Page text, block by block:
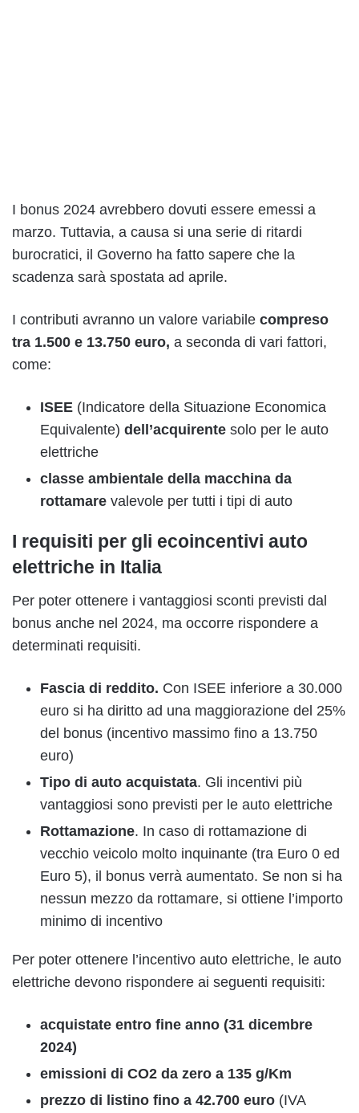
I bonus 2024 avrebbero dovuti essere emessi a
marzo. Tuttavia, a causa si una serie di ritardi
burocratici, il Governo ha fatto sapere che la
scadenza sarà spostata ad aprile.
I contributi avranno un valore variabile compreso
tra 1.500 e 13.750 euro, a seconda di vari fattori,
come:
ISEE (Indicatore della Situazione Economica
Equivalente) dell’acquirente solo per le auto
elettriche
classe ambientale della macchina da
rottamare valevole per tutti i tipi di auto
I requisiti per gli ecoincentivi auto
elettriche in Italia
Per poter ottenere i vantaggiosi sconti previsti dal
bonus anche nel 2024, ma occorre rispondere a
determinati requisiti.
Fascia di reddito. Con ISEE inferiore a 30.000
euro si ha diritto ad una maggiorazione del 25%
del bonus (incentivo massimo fino a 13.750
euro)
Tipo di auto acquistata. Gli incentivi più
vantaggiosi sono previsti per le auto elettriche
Rottamazione. In caso di rottamazione di
vecchio veicolo molto inquinante (tra Euro 0 ed
Euro 5), il bonus verrà aumentato. Se non si ha
nessun mezzo da rottamare, si ottiene l’importo
minimo di incentivo
Per poter ottenere l’incentivo auto elettriche, le auto
elettriche devono rispondere ai seguenti requisiti:
acquistate entro fine anno (31 dicembre
2024)
emissioni di CO2 da zero a 135 g/Km
prezzo di listino fino a 42.700 euro (IVA